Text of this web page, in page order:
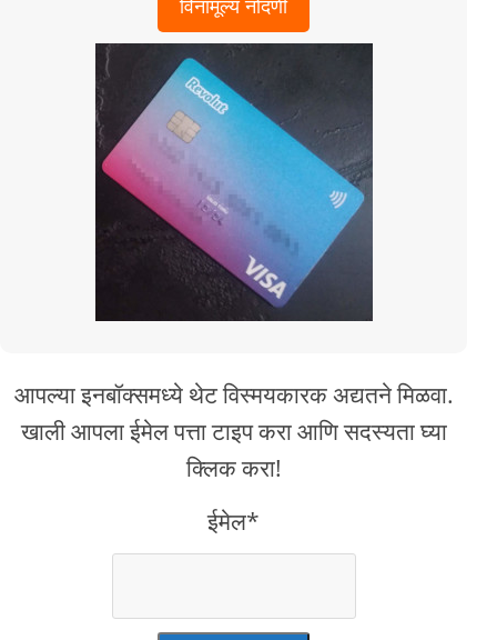
विनामूल्य नोंदणी
आपल्या इनबॉक्समध्ये थेट विस्मयकारक अद्यतने मिळवा.
खाली आपला ईमेल पत्ता टाइप करा आणि सदस्यता घ्या
क्लिक करा!
ईमेल*